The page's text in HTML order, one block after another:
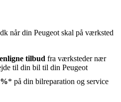
når din Peugeot skal på værksted
tilbud fra værksteder nær
til din bil til din Peugeot
* på din bilreparation og service